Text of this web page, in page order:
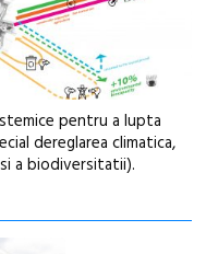
pentru a lupta
dereglarea climatica,
a biodiversitatii).